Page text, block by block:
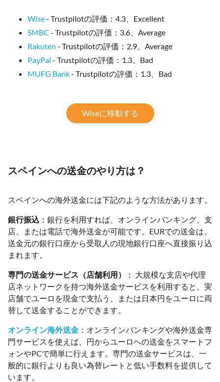
Wise- Trustpilotの評価：4.3、Excellent
SMBC - Trustpilotの評価：3.6、Average
Rakuten - Trustpilotの評価：2.9、Average
PayPal - Trustpilotの評価：1.3、Bad
MUFG Bank- Trustpilotの評価：1.3、Bad
Wiseに移動する
スペインへの送金のやり方は？
スペインへの海外送金には下記のような方法があります。
銀行振込 ：銀行を利用すれば、オンラインバンキング、支
店、または電話で海外送金が可能です。EURでの送金は、
送金元の銀行口座から受取人の現地銀行口座へ直接振り込
まれます。
専門の送金サービス（店舗利用）
： 大規模な支店や代理
店ネットワークを持つ海外送金サービスを利用すると、実
店舗でユーロを現金で支払う、または日本円をユーロに両
替して送金することができます。
オンライン海外送金 ：オンラインバンキングや海外送金専
門サービスを使えば、円からユーロへの送金をスマートフ
ォンやPCで簡単に行えます。専門の送金サービスは、一
般的に銀行よりも良い為替レートと低い手数料を提供して
います。